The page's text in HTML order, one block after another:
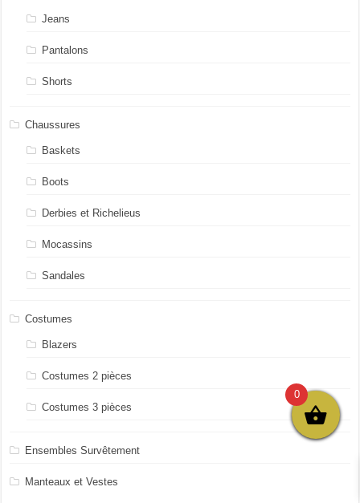
Jeans
Pantalons
Shorts
Chaussures
Baskets
Boots
Derbies et Richelieus
Mocassins
Sandales
Costumes
Blazers
Costumes 2 pièces
Costumes 3 pièces
Ensembles Survêtement
Manteaux et Vestes
0